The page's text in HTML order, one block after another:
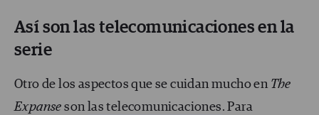
Así son las telecomunicaciones en la
serie
Otro de los aspectos que se cuidan mucho en The
Expanse sonlas telecomunicaciones. Para